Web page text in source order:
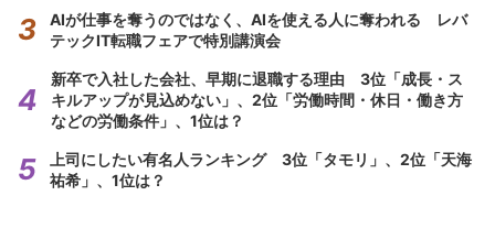
AIが仕事を奪うのではなく、AIを使える人に奪われる レバ
テックIT転職フェアで特別講演会
新卒で入社した会社、早期に退職する理由 3位「成長・ス
キルアップが見込めない」、2位「労働時間・休日・働き方
などの労働条件」、1位は？
上司にしたい有名人ランキング 3位「タモリ」、2位「天海
祐希」、1位は？